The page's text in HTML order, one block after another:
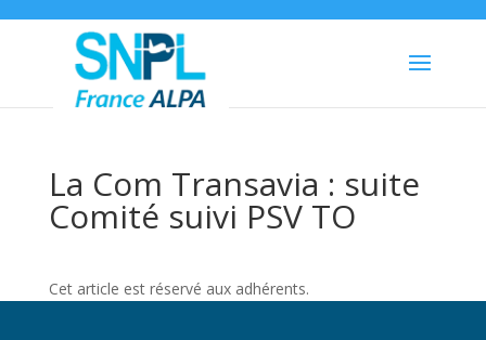
La Com Transavia : suite
Comité suivi PSV TO
Cet article est réservé aux adhérents.